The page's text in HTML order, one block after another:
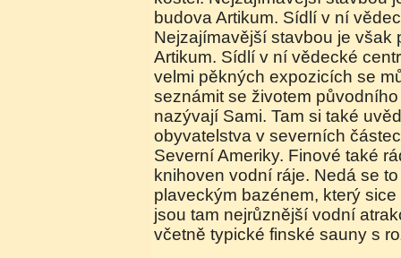
budova Artikum. Sídlí v ní
Nejzajímavější stavbou je však
Artikum. Sídlí v ní vědecké
velmi pěkných expozicích se
seznámit se životem
nazývají Sami. Tam si také
obyvatelstva v severních
Severní Ameriky. Finové také
knihoven vodní ráje. Nedá se
plaveckým bazénem, který
jsou tam nejrůznější vodní
včetně typické finské sauny s